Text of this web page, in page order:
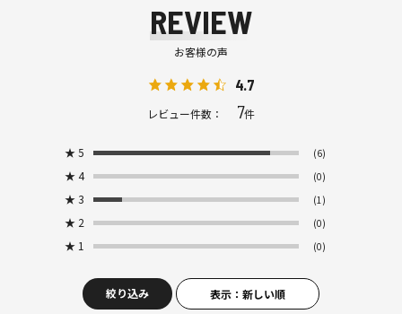
REVIEW
お客様の声
4.7
レビュー件数： 7件
★ 5 (6)
★ 4 (0)
★ 3 (1)
★ 2 (0)
★ 1 (0)
絞り込み 表示：新しい順